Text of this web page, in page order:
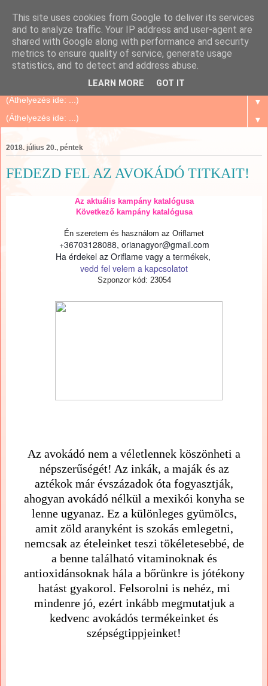
Szépségápolás Otthon
Oriflame Mindenkinek, mert megbízható és sok tanács,
történet, tapasztalat...
▼
▼
2018. július 20., péntek
FEDEZD FEL AZ AVOKÁDÓ TITKAIT!
Az aktuális kampány katalógusa
Következő kampány katalógusa
Én szeretem és használom az Oriflamet
+36703128088, orianagyor@gmail.com
Ha érdekel az Oriflame vagy a termékek,
vedd fel velem a kapcsolatot
Szponzor kód: 23054
Az avokádó nem a véletlennek köszönheti a
népszerűségét! Az inkák, a maják és az
aztékok már évszázadok óta fogyasztják,
ahogyan avokádó nélkül a mexikói konyha se
lenne ugyanaz. Ez a különleges gyümölcs,
amit zöld aranyként is szokás emlegetni,
nemcsak az ételeinket teszi tökéletesebbé, de
a benne található vitaminoknak és
antioxidánsoknak hála a bőrünkre is jótékony
hatást gyakorol. Felsorolni is nehéz, mi
mindenre jó, ezért inkább megmutatjuk a
kedvenc avokádós termékeinket és
szépségtippjeinket!
This site uses cookies from Google to deliver its services
and to analyze traffic. Your IP address and user-agent are
shared with Google along with performance and security
metrics to ensure quality of service, generate usage
statistics, and to detect and address abuse.
LEARN MORE GOT IT